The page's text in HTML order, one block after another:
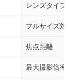
0円
+977円
-431円
-8,446円
レンズタイプ
フルサイズ対
焦点距離
最大撮影倍率